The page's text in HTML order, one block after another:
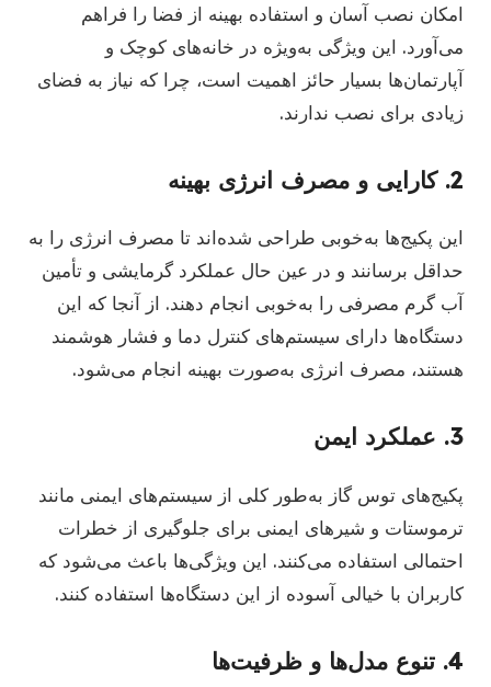
امکان نصب آسان و استفاده بهینه از فضا را فراهم
می‌آورد. این ویژگی به‌ویژه در خانه‌های کوچک و
آپارتمان‌ها بسیار حائز اهمیت است، چرا که نیاز به فضای
زیادی برای نصب ندارند.
2. کارایی و مصرف انرژی بهینه
این پکیج‌ها به‌خوبی طراحی شده‌اند تا مصرف انرژی را به
حداقل برسانند و در عین حال عملکرد گرمایشی و تأمین
آب گرم مصرفی را به‌خوبی انجام دهند. از آنجا که این
دستگاه‌ها دارای سیستم‌های کنترل دما و فشار هوشمند
هستند، مصرف انرژی به‌صورت بهینه انجام می‌شود.
3. عملکرد ایمن
پکیج‌های توس گاز به‌طور کلی از سیستم‌های ایمنی مانند
ترموستات و شیرهای ایمنی برای جلوگیری از خطرات
احتمالی استفاده می‌کنند. این ویژگی‌ها باعث می‌شود که
کاربران با خیالی آسوده از این دستگاه‌ها استفاده کنند.
4. تنوع مدل‌ها و ظرفیت‌ها